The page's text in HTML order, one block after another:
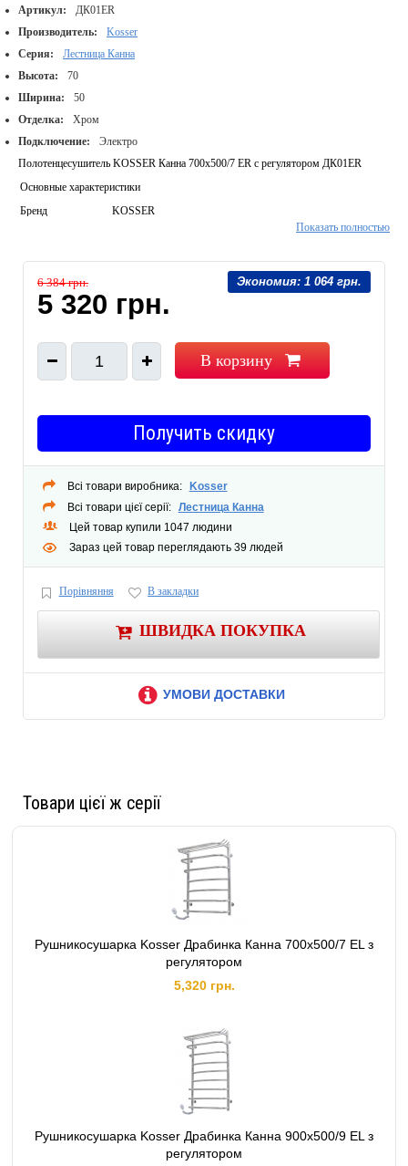
Артикул:
ДК01ER
Производитель:
Kosser
Серия:
Лестница Канна
Высота:
70
Ширина:
50
Отделка:
Хром
Подключение:
Электро
Полотенцесушитель KOSSER Канна 700х500/7 ЕR с регулятором ДК01ER
Основные характеристики
Бренд
KOSSER
полотенцесушителя
полотенцесушителя
Лесенка
Мощность, Вт.
135
60
Количество секций,
Тип подключения
Правое
Длинна провода,
100
Терморегулятор
Да
24
Габаритные и присоеденительные размеры
Ширина, мм.
500
Паспорт
Да
700х500х220 мм
Цвет Хром
перемычки - Ø20, толщина перемычки - 1.5 мм.
Потребляемая мощность 135 Вт.
Показать полностью
Экономия: 1 064 грн.
6 384 грн.
5 320 грн.
1 В корзину
Получить скидку
Всі товари виробника: Kosser
Всі товари цієї серії: Лестница Канна
Цей товар купили 1047 людини
Зараз цей товар переглядають 39 людей
Порівняння В закладки
ШВИДКА ПОКУПКА
УМОВИ ДОСТАВКИ
Товари цієї ж серії
Рушникосушарка Kosser Драбинка Канна 700х500/7 EL з
регулятором
5,320 грн.
Рушникосушарка Kosser Драбинка Канна 900х500/9 EL з
регулятором